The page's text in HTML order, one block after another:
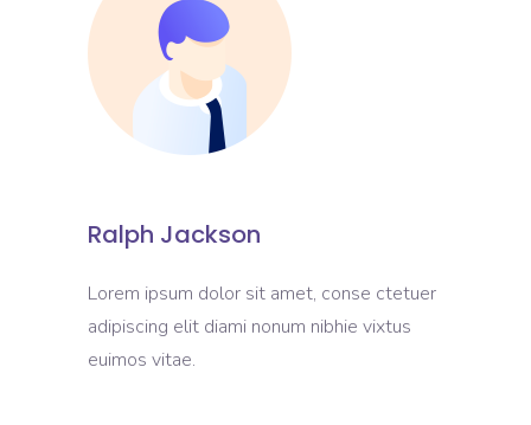
Ralph Jackson
Lorem ipsum dolor sit amet, conse ctetuer
adipiscing elit diami nonum nibhie vixtus
euimos vitae.